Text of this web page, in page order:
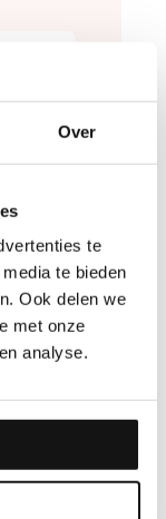
Over
te
te bieden
Ook delen we
met onze
analyse.
les